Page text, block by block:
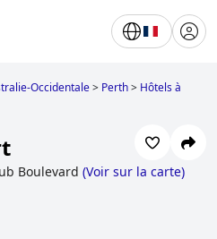
Occidentale> Perth> Hôtels à
Boulevard (Voir sur la carte)